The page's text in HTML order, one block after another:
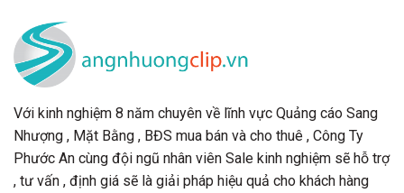
Với kinh nghiệm 8 năm chuyên về lĩnh vực Quảng cáo Sang
Nhượng , Mặt Bằng , BĐS mua bán và cho thuê , Công Ty
Phước An cùng đội ngũ nhân viên Sale kinh nghiệm sẽ hỗ trợ
, tư vấn , định giá sẽ là giải pháp hiệu quả cho khách hàng